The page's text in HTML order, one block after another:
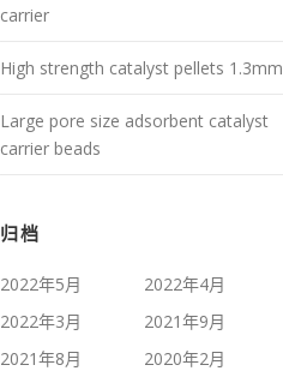
carrier
High strength catalyst pellets 1.3mm
Large pore size adsorbent catalyst
carrier beads
归档
2022年5月
2022年4月
2022年3月
2021年9月
2021年8月
2020年2月